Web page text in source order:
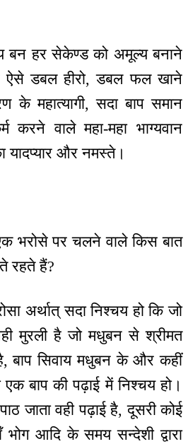
बन हर सेकेण्ड को अमूल्य बनाने
ऐसे डबल हीरो, डबल फल खाने
के महात्यागी, सदा बाप समान
वाले महा-महा भाग्यवान
यादप्यार और नमस्ते।
भरोसे पर चलने वाले किस बात
रहते हैं?
अर्थात् सदा निश्चय हो कि जो
मुरली है जो मधुबन से श्रीमत
बाप सिवाय मधुबन के और कहीं
बाप की पढ़ाई में निश्चय हो।
जाता वही पढ़ाई है, दूसरी कोई
आदि के समय सन्देशी द्वारा